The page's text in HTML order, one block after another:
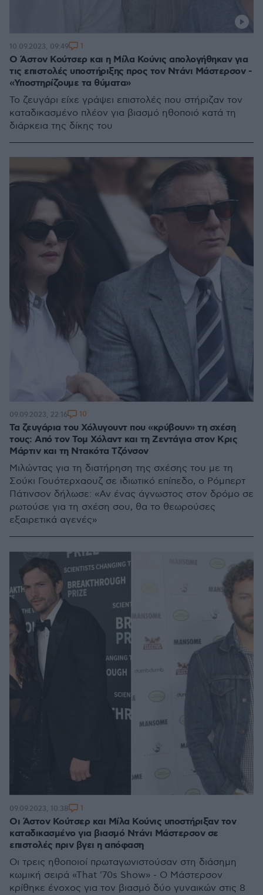
Ο Άστον Κούτσερ και η Μίλα Κούνις απολογήθηκαν για
τις επιστολές υποστήριξης προς τον Ντάνι Μάστερσον -
«Υποστηρίζουμε τα θύματα»
Το ζευγάρι είχε γράψει επιστολές που στήριζαν τον
καταδικασμένο πλέον για βιασμό ηθοποιό κατά τη
διάρκεια της δίκης του
10.09.2023, 09:49 1
Τα ζευγάρια του Χόλυγουντ που «κρύβουν» τη σχέση
τους: Από τον Τομ Χόλαντ και τη Ζεντάγια στον Κρις
Μάρτιν και τη Ντακότα Τζόνσον
Μιλώντας για τη διατήρηση της σχέσης του με τη
Σούκι Γουότερχαουζ σε ιδιωτικό επίπεδο, ο Ρόμπερτ
Πάτινσον δήλωσε: «Αν ένας άγνωστος στον δρόμο σε
ρωτούσε για τη σχέση σου, θα το θεωρούσες
εξαιρετικά αγενές»
09.09.2023, 22:16 10
Οι Άστον Κούτσερ και Μίλα Κούνις υποστήριξαν τον
καταδικασμένο για βιασμό Ντάνι Μάστερσον σε
επιστολές πριν βγει η απόφαση
Οι τρεις ηθοποιοί πρωταγωνιστούσαν στη διάσημη
κωμική σειρά «That '70s Show» - Ο Μάστερσον
κρίθηκε ένοχος για τον βιασμό δύο γυναικών στις 8
09.09.2023, 10:38 1